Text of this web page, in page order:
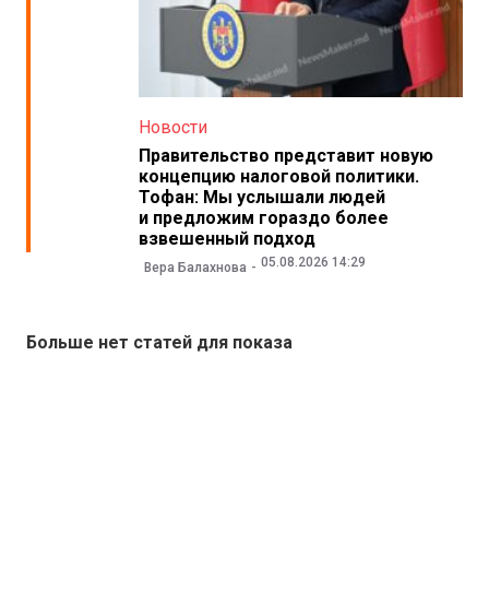
Новости
Правительство представит новую
концепцию налоговой политики.
Тофан: Мы услышали людей
и предложим гораздо более
взвешенный подход
Вера Балахнова 05.08.2026 14:29
Больше нет статей для показа